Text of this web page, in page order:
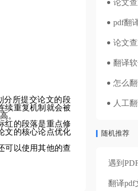
分所提交论文的段
续重复机制就会被
。
红的段落是重点修
文的核心论点优化
可以使用其他的查
论文
pdf翻
论文
翻译
怎么
人工
随机推荐